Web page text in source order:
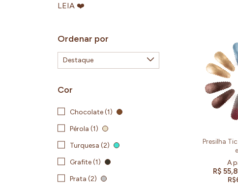
LEIA ❤️
Ordenar por
Cor
Chocolate (1)
Pérola (1)
Turquesa (2)
Grafite (1)
Prata (2)
Presilha
R$